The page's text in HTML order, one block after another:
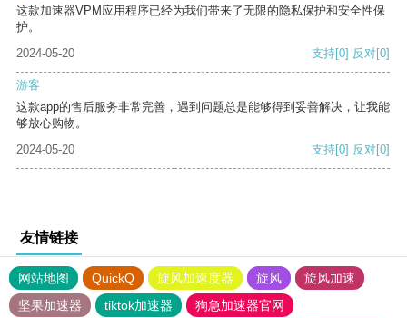
这款加速器VPM应用程序已经为我们带来了无限的隐私保护和安全性保
护。
2024-05-20
支持[0] 反对[0]
游客
这款app的售后服务非常完善，遇到问题总是能够得到妥善解决，让我能
够放心购物。
2024-05-20
支持[0] 反对[0]
友情链接
网站地图 QuickQ 旋风加速度器 旋风
旋风加速
坚果加速器
tiktok加速器
狗急加速器官网